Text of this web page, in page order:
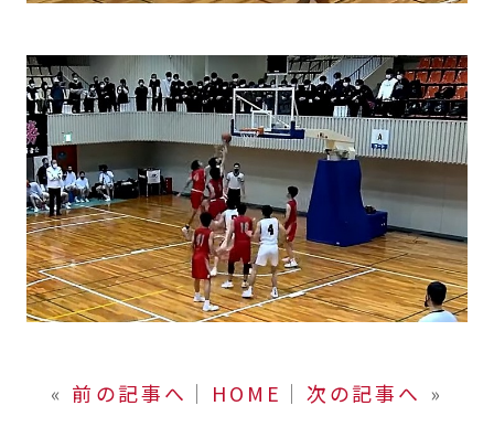
« 前の記事へ │ HOME │ 次の記事へ »